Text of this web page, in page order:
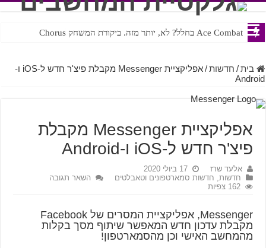
Ace Combat בחלל? לא, יותר מזה. ביקורת המשחק Chorus
Steven Universe והשירים שתורגמו בצורה נוראית לעברית
בית / חדשות /
אפליקציית Messenger מקבלת פיצ'ר חדש ל-iOS ו-
Android
אפליקציית Messenger מקבלת
פיצ'ר חדש ל-iOS ו-Android
אלעד שרז
17 ביולי 2020
חדשות, חדשות סמארטפונים וטאבלטים
השאר תגובה
162 צפיות
Messenger, אפליקציית המסרים של Facebook
מקבלת עדכון חדש המאפשר שיתוף מסך בקלות
מהמחשב האישי וכן מהסמארטפון!